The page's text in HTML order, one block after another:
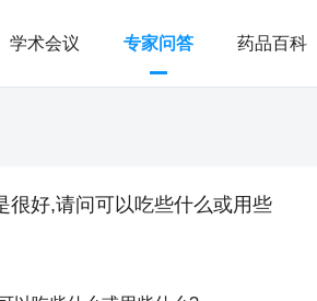
学术会议 专家问答 药品百科
很好,请问可以吃些什么或用些